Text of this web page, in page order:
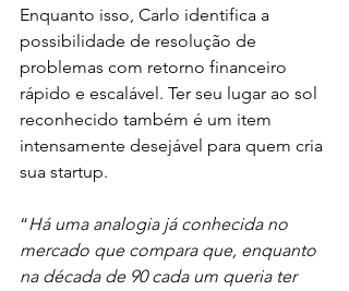
Enquanto isso, Carlo identifica a
possibilidade de resolução de
problemas com retorno financeiro
rápido e escalável. Ter seu lugar ao sol
reconhecido também é um item
intensamente desejável para quem cria
sua startup.
“Há uma analogia já conhecida no
mercado que compara que, enquanto
na década de 90 cada um queria ter